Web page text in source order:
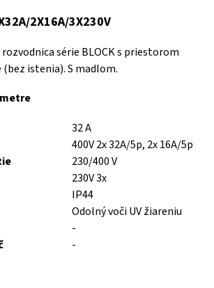
2X16A/3X230V
rozvodnica série BLOCK s priestorom
istenia). S madlom.
32 A
400V 2x 32A/5p, 2x 16A/5p
230/400 V
230V 3x
IP44
Odolný voči UV žiareniu
-
-